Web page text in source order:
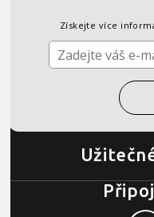
Získejte více